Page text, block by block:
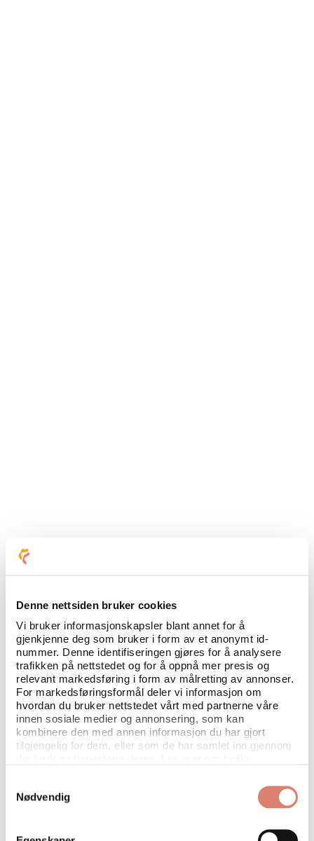
Denne nettsiden bruker cookies
Vi bruker informasjonskapsler blant annet for å
gjenkjenne deg som bruker i form av et anonymt id-
nummer. Denne identifiseringen gjøres for å analysere
trafikken på nettstedet og for å oppnå mer presis og
relevant markedsføring i form av målretting av annonser.
For markedsføringsformål deler vi informasjon om
hvordan du bruker nettstedet vårt med partnerne våre
innen sosiale medier og annonsering, som kan
kombinere den med annen informasjon du har gjort
tilgjengelig for dem, eller som de har samlet inn gjennom
Nødvendig
Favna HR bidrar til at du
Står stødigere i HR-rollen
Trygges i prosesser og beslutninger
Utvikler deg faglig